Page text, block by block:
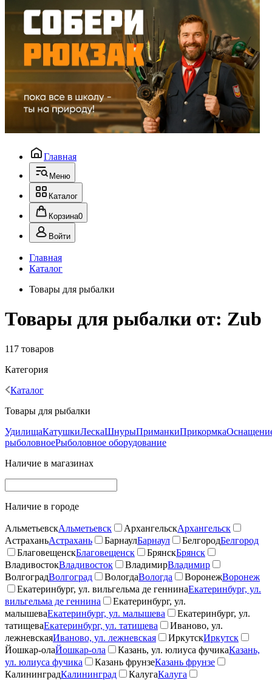
Главная
Меню
Каталог
Корзина0
Войти
Главная
Каталог
Товары для рыбалки
Товары для рыбалки от: Zub
117 товаров
Категория
Каталог
Товары для рыбалки
УдилищаКатушкиЛескаШнурыПриманкиПрикормка
рыболовноеРыболовное оборудование
Наличие в магазинах
Наличие в городе
АльметьевскАльметьевск АрхангельскАрхангельск
АстраханьАстрахань БарнаулБарнаул БелгородБелгород
БлаговещенскБлаговещенск БрянскБрянск
ВладивостокВладивосток ВладимирВладимир
ВолгоградВолгоград ВологдаВологда ВоронежВоронеж
Екатеринбург, ул. вильгельма де геннинаЕкатеринбург, ул.
вильгельма де геннина
Екатеринбург, ул.
малышеваЕкатеринбург, ул. малышева
Екатеринбург, ул.
татищеваЕкатеринбург, ул. татищева
Иваново, ул.
лежневскаяИваново, ул. лежневская ИркутскИркутск
Йошкар-олаЙошкар-ола Казань, ул. юлиуса фучикаКазань,
ул. юлиуса фучика
Казань фрунзеКазань фрунзе
КалининградКалининград КалугаКалуга